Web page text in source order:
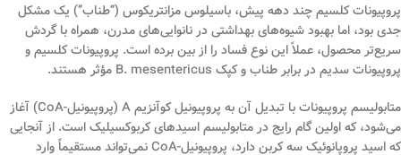
پروپیونات کلسیم چند دهه پیش، باسیلوس مزانتریکوس (“طناب”) یک مشکل
جدی بود، اما بهبود شیوه‌های بهداشتی در نانوایی‌های مدرن، همراه با گردش
سریع‌تر محصول، عملاً این نوع فساد را از بین برده است. پروپیونات کلسیم و
پروپیونات سدیم در برابر طناب و کپک B. mesentericus مؤثر هستند.
متابولیسم پروپیونات با تبدیل آن به پروپیونیل کوآنزیم A (پروپیونیل-CoA) آغاز
می‌شود، که اولین گام رایج در متابولیسم اسیدهای کربوکسیلیک است. از آنجایی
که اسید پروپانوئیک سه کربن دارد، پروپیونیل-CoA نمی‌تواند مستقیماً وارد